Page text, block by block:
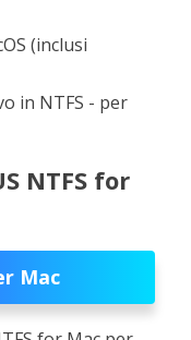
(inclusi
in NTFS - per
NTFS for
Mac